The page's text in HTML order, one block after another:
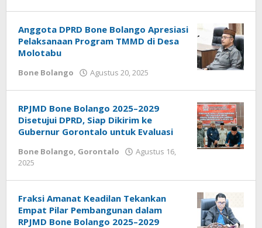
Anggota DPRD Bone Bolango Apresiasi
Pelaksanaan Program TMMD di Desa
Molotabu
Bone Bolango Agustus 20, 2025
RPJMD Bone Bolango 2025–2029
Disetujui DPRD, Siap Dikirim ke
Gubernur Gorontalo untuk Evaluasi
Bone Bolango, Gorontalo
Agustus 16,
2025
Fraksi Amanat Keadilan Tekankan
Empat Pilar Pembangunan dalam
RPJMD Bone Bolango 2025–2029